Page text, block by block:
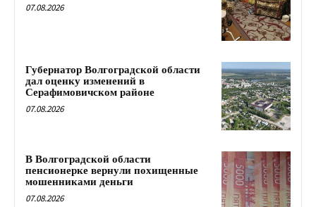
07.08.2026
Губернатор Волгоградской области
дал оценку изменений в
Серафимовичском районе
07.08.2026
В Волгоградской области
пенсионерке вернули похищенные
мошенниками деньги
07.08.2026